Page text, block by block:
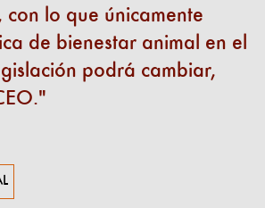
con lo que únicamente
de bienestar animal en el
podrá cambiar,